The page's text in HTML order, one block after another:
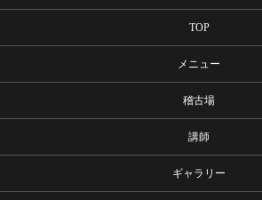
TOP
メニュー
稽古場
講師
ギャラリー